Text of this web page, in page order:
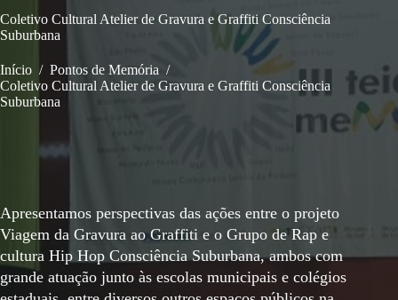
Coletivo Cultural Atelier de Gravura e Graffiti Consciência
Suburbana
Início / Pontos de Memória /
Coletivo Cultural Atelier de Gravura e Graffiti Consciência
Suburbana
Apresentamos perspectivas das ações entre o projeto
Viagem da Gravura ao Graffiti e o Grupo de Rap e
cultura Hip Hop Consciência Suburbana, ambos com
grande atuação junto às escolas municipais e colégios